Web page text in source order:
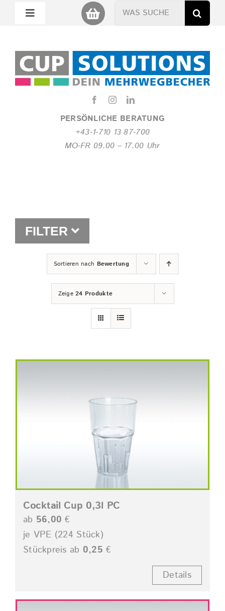
PERSÖNLICHE BERATUNG
+43-1-710 13 87-700
MO-FR 09.00 – 17.00 Uhr
Toggle
Miet Cup
Nachhaltigkeit
Shop
Suche
nach:
FILTER
Sortieren nach Bewertung
Zeige24 Produkte
Cocktail Cup 0,3l PC
ab 56,00 €
je VPE (224 Stück)
Stückpreis ab 0,25 €
Details